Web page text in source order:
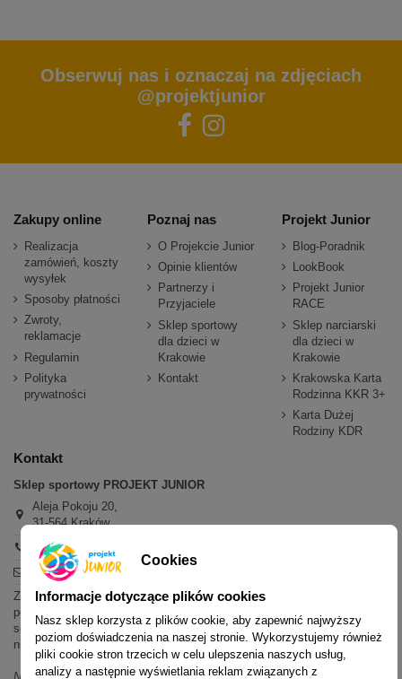
Obserwuj nas i oznaczaj na zdjęciach
@projektjunior
Zakupy online
Realizacja
zamówień, koszty
wysyłek
Sposoby płatności
Zwroty,
reklamacje
Regulamin
Polityka
prywatności
Poznaj nas
O Projekcie Junior
Opinie klientów
Partnerzy i
Przyjaciele
Sklep sportowy
dla dzieci w
Krakowie
Kontakt
Projekt Junior
Blog-Poradnik
LookBook
Projekt Junior
RACE
Sklep narciarski
dla dzieci w
Krakowie
Krakowska Karta
Rodzinna KKR 3+
Karta Dużej
Rodziny KDR
Kontakt
Sklep sportowy PROJEKT JUNIOR
Aleja Pokoju 20,
31-564 Kraków
+48 600 779 897
sklep@projektjunior.pl
Zapraszamy do sklepu stacjonarnego:
poniedziałek - piątek: 11.00-19.00
sobota: 10.00-14.00
niedziela (każda): nieczynne
Cookies
Informacje dotyczące plików cookies
Nasz sklep korzysta z plików cookie, aby zapewnić najwyższy
poziom doświadczenia na naszej stronie. Wykorzystujemy również
pliki cookie stron trzecich w celu ulepszenia naszych usług,
analizy a następnie wyświetlania reklam związanych z